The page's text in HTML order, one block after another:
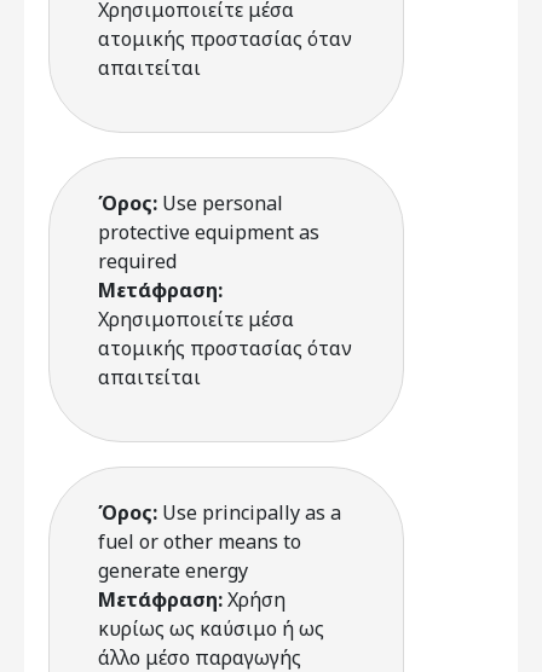
Χρησιμοποιείτε μέσα
ατομικής προστασίας όταν
απαιτείται
Όρος: Use personal
protective equipment as
required
Μετάφραση:
Χρησιμοποιείτε μέσα
ατομικής προστασίας όταν
απαιτείται
Όρος: Use principally as a
fuel or other means to
generate energy
Μετάφραση:Χρήση
κυρίως ως καύσιμο ή ως
άλλο μέσο παραγωγής